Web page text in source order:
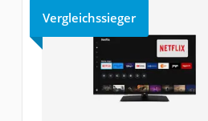
Vergleichssieger